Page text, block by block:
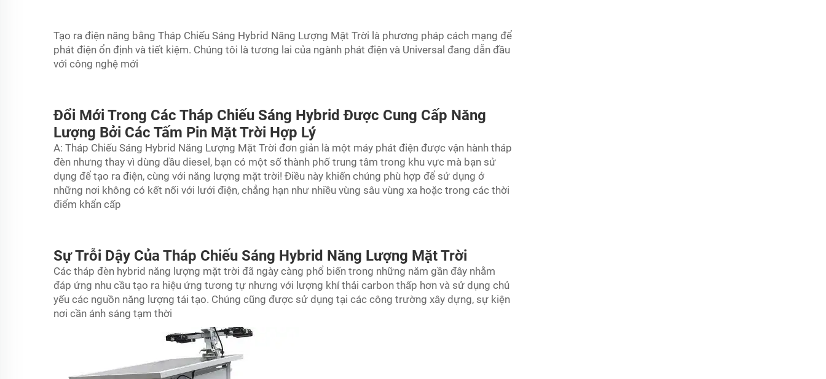
Tạo ra điện năng bằng Tháp Chiếu Sáng Hybrid Năng Lượng Mặt Trời là phương pháp cách mạng để
phát điện ổn định và tiết kiệm. Chúng tôi là tương lai của ngành phát điện và Universal đang dẫn đầu
với công nghệ mới
Đổi Mới Trong Các Tháp Chiếu Sáng Hybrid Được Cung Cấp Năng
Lượng Bởi Các Tấm Pin Mặt Trời Hợp Lý
A: Tháp Chiếu Sáng Hybrid Năng Lượng Mặt Trời đơn giản là một máy phát điện được vận hành tháp
đèn nhưng thay vì dùng dầu diesel, bạn có một số thành phố trung tâm trong khu vực mà bạn sử
dụng để tạo ra điện, cùng với năng lượng mặt trời! Điều này khiến chúng phù hợp để sử dụng ở
những nơi không có kết nối với lưới điện, chẳng hạn như nhiều vùng sâu vùng xa hoặc trong các thời
điểm khẩn cấp
Sự Trỗi Dậy Của Tháp Chiếu Sáng Hybrid Năng Lượng Mặt Trời
Các tháp đèn hybrid năng lượng mặt trời đã ngày càng phổ biến trong những năm gần đây nhằm
đáp ứng nhu cầu tạo ra hiệu ứng tương tự nhưng với lượng khí thải carbon thấp hơn và sử dụng chủ
yếu các nguồn năng lượng tái tạo. Chúng cũng được sử dụng tại các công trường xây dựng, sự kiện
nơi cần ánh sáng tạm thời